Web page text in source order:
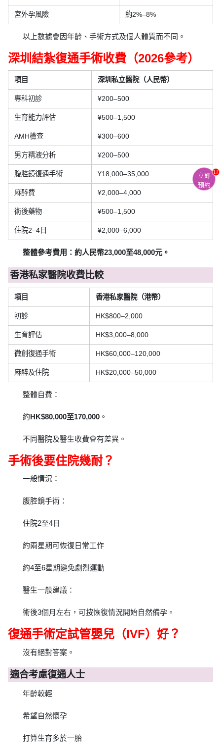
宮外孕風險 約2%–8%
以上數據會因年齡、手術方式及個人體質而不同。
深圳結紮復通手術收費（2026參考）
項目 深圳私立醫院（人民幣）
專科初診 ¥200–500
生育能力評估 ¥500–1,500
AMH檢查 ¥300–600
男方精液分析 ¥200–500
腹腔鏡復通手術 ¥18,000–35,000
麻醉費 ¥2,000–4,000
術後藥物 ¥500–1,500
住院2–4日 ¥2,000–6,000
整體參考費用：約人民幣23,000至48,000元。
香港私家醫院收費比較
項目 香港私家醫院（港幣）
初診 HK$800–2,000
生育評估 HK$3,000–8,000
微創復通手術 HK$60,000–120,000
麻醉及住院 HK$20,000–50,000
整體自費：
約HK$80,000至170,000 。
不同醫院及醫生收費會有差異。
手術後要住院幾耐？
一般情況：
腹腔鏡手術：
住院2至4日
約兩星期可恢復日常工作
約4至6星期避免劇烈運動
醫生一般建議：
術後3個月左右，可按恢復情況開始自然備孕。
復通手術定試管嬰兒（IVF）好？
沒有絕對答案。
適合考慮復通人士
年齡較輕
希望自然懷孕
打算生育多於一胎
立即
預約
17